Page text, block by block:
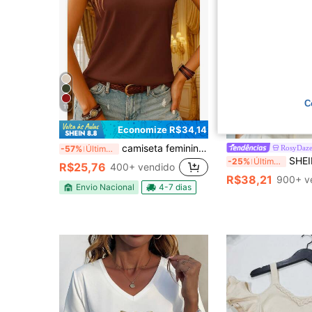
11
Economize R$34,14
-57% Últimas 12 hrs camiseta feminina gola redonda manga estruturada fashion
R$25,76 400+ vendido
Envio Nacional 4-7 dias
RosyDaze
-25% Últimas 4 hrs SHEIN Top Feminina de Linho Estilo Francês
R$38,21 900+